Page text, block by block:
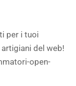
per i tuoi
del web!
open-